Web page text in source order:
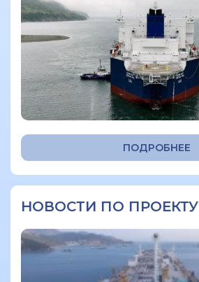
Смотреть еще
ПОДРОБНЕЕ
НОВОСТИ ПО ПРОЕКТУ